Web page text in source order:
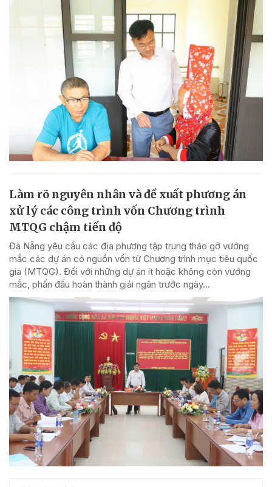
Làm rõ nguyên nhân và đề xuất phương án
xử lý các công trình vốn Chương trình
MTQG chậm tiến độ
Đà Nẵng yêu cầu các địa phương tập trung tháo gỡ vướng
mắc các dự án có nguồn vốn từ Chương trình mục tiêu quốc
gia (MTQG). Đối với những dự án ít hoặc không còn vướng
mắc, phấn đấu hoàn thành giải ngân trước ngày...